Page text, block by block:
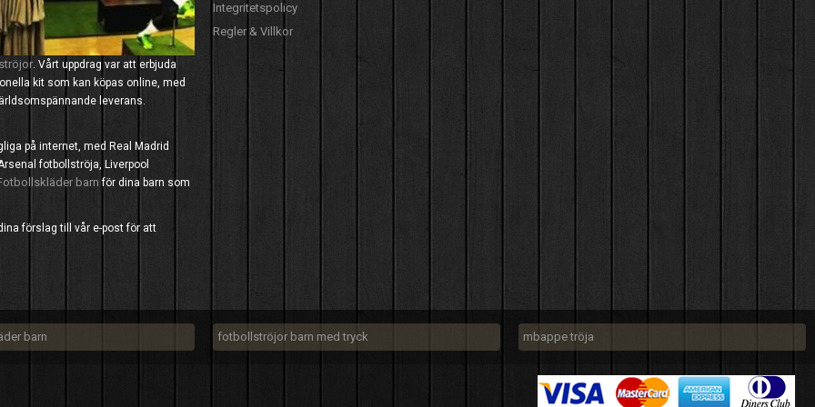
. Vårt uppdrag var att erbjuda
kit som kan köpas online, med
leverans.
på internet, med Real Madrid
fotbollströja, Liverpool
barn för dina barn som
förslag till vår e-post för att
Integritetspolicy
Regler & Villkor
barn fotbollströjor barn med tryck mbappe tröja